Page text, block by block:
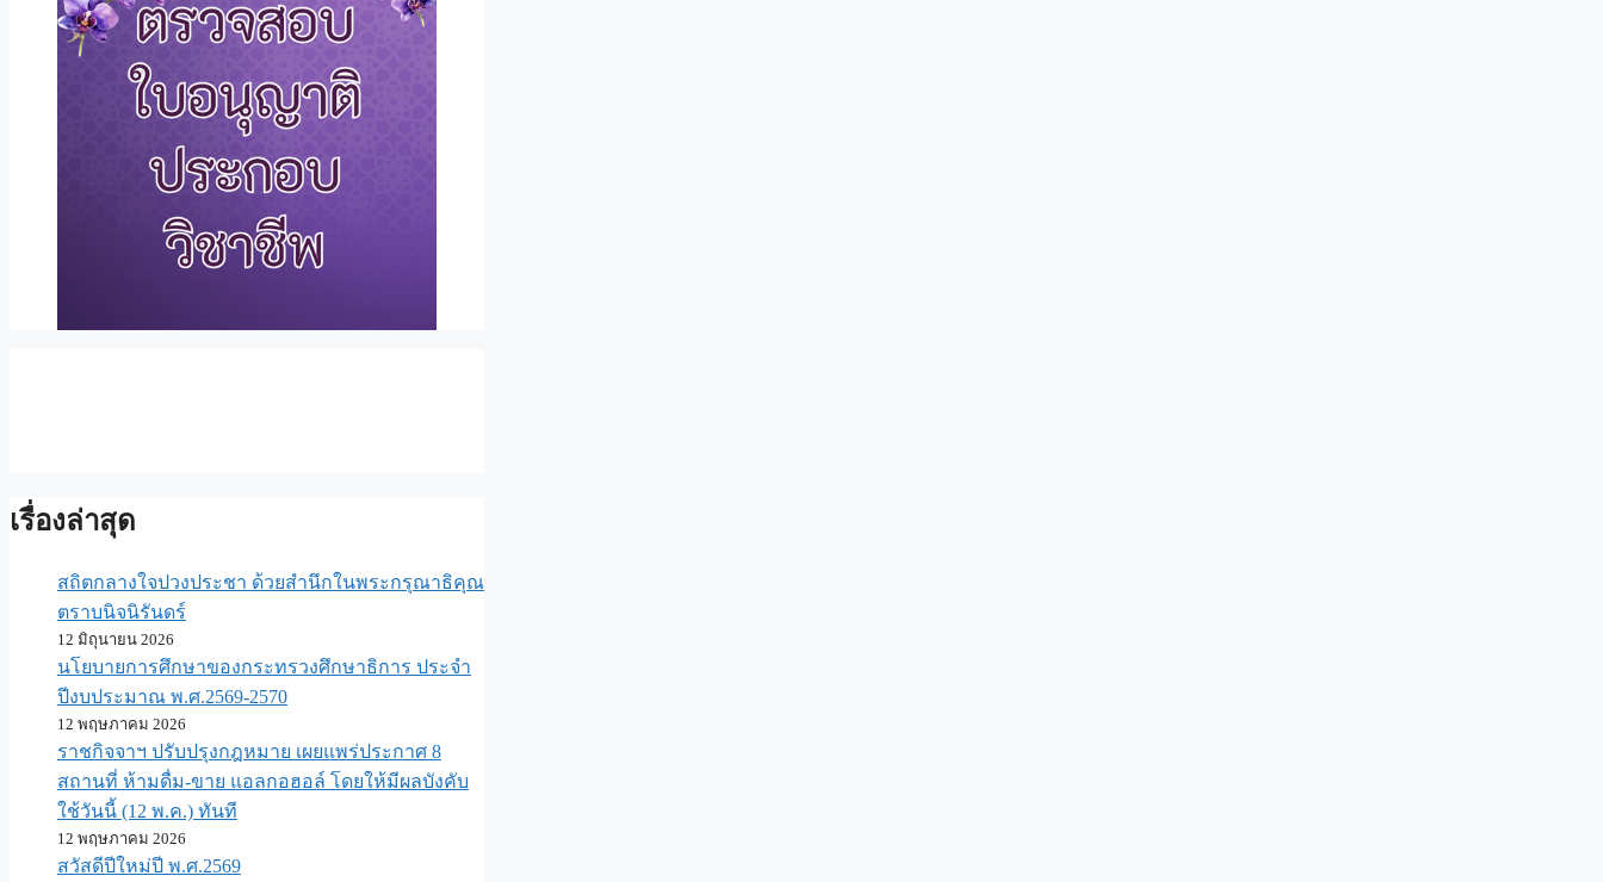
เรื่องล่าสุด
สถิตกลางใจปวงประชา ด้วยสำนึกในพระกรุณาธิคุณ
ตราบนิจนิรันดร์
12 มิถุนายน 2026
นโยบายการศึกษาของกระทรวงศึกษาธิการ ประจำ
ปีงบประมาณ พ.ศ.2569-2570
12 พฤษภาคม 2026
ราชกิจจาฯ ปรับปรุงกฎหมาย เผยแพร่ประกาศ 8
สถานที่ ห้ามดื่ม-ขาย แอลกอฮอล์ โดยให้มีผลบังคับ
ใช้วันนี้ (12 พ.ค.) ทันที
12 พฤษภาคม 2026
สวัสดีปีใหม่ปี พ.ศ.2569